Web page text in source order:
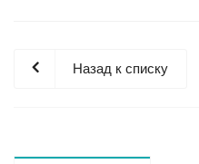
Назад к списку